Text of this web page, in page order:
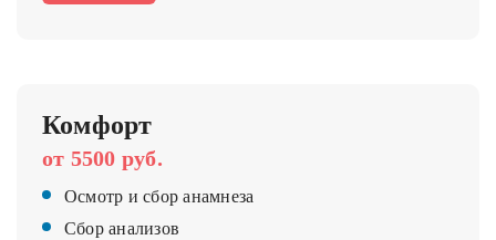
Комфорт
от 5500 руб.
Осмотр и сбор анамнеза
Сбор анализов